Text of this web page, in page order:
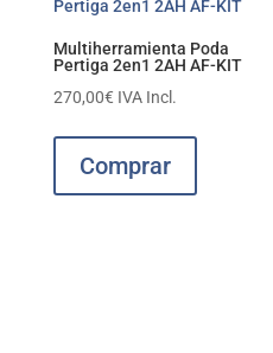
Multiherramienta Poda
Pertiga 2en1 2AH AF-KIT
270,00€ IVA Incl.
Comprar